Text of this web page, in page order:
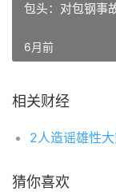
包头：对包钢事
6月前
相关财经
2人造谣雄性
猜你喜欢